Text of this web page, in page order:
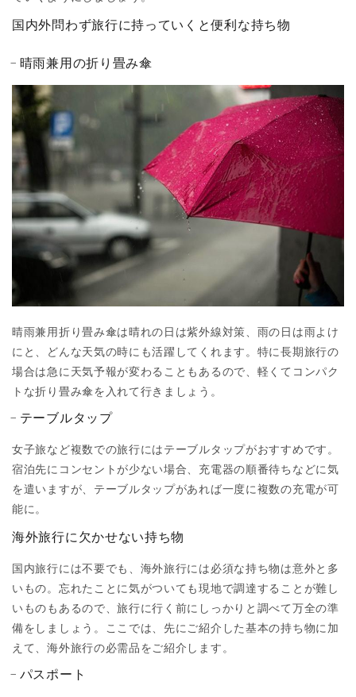
国内外問わず旅行に持っていくと便利な持ち物
晴雨兼用の折り畳み傘
晴雨兼用折り畳み傘は晴れの日は紫外線対策、雨の日は雨よけ
にと、どんな天気の時にも活躍してくれます。特に長期旅行の
場合は急に天気予報が変わることもあるので、軽くてコンパク
トな折り畳み傘を入れて行きましょう。
テーブルタップ
女子旅など複数での旅行にはテーブルタップがおすすめです。
宿泊先にコンセントが少ない場合、充電器の順番待ちなどに気
を遣いますが、テーブルタップがあれば一度に複数の充電が可
能に。
海外旅行に欠かせない持ち物
国内旅行には不要でも、海外旅行には必須な持ち物は意外と多
いもの。忘れたことに気がついても現地で調達することが難し
いものもあるので、旅行に行く前にしっかりと調べて万全の準
備をしましょう。ここでは、先にご紹介した基本の持ち物に加
えて、海外旅行の必需品をご紹介します。
パスポート